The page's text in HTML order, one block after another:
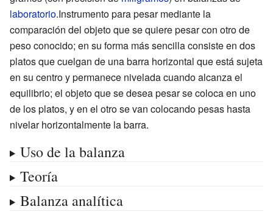
laboratorio.Instrumento para pesar mediante la
comparación del objeto que se quiere pesar con otro de
peso conocido; en su forma más sencilla consiste en dos
platos que cuelgan de una barra horizontal que está sujeta
en su centro y permanece nivelada cuando alcanza el
equilibrio; el objeto que se desea pesar se coloca en uno
de los platos, y en el otro se van colocando pesas hasta
nivelar horizontalmente la barra.
Uso de la balanza
Teoría
Balanza analítica